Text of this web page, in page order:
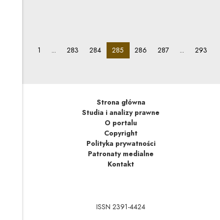
pagination_page:
1 ... pagination_page:
283 pagination_page:
284 pagination_page:
285 pagination_page:
286 pagination_page:
287 ... 293
Strona główna
Studia i analizy prawne
O portalu
Copyright
Polityka prywatności
Patronaty medialne
Kontakt
ISSN 2391-4424